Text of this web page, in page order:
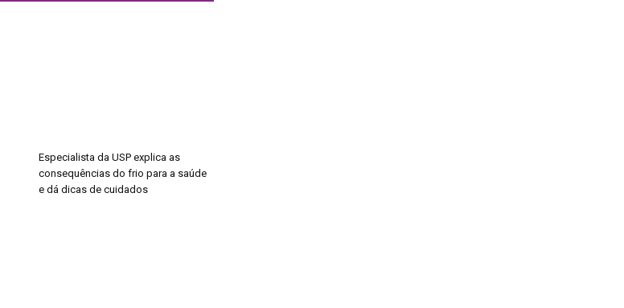
Especialista da USP explica as
consequências do frio para a saúde
e dá dicas de cuidados